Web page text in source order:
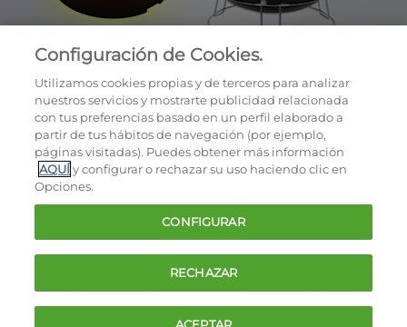
Cookies
Política de privacidad
Términos y condiciones de la oferta
Contacto
FAQ
Configuración de Cookies.
Utilizamos cookies propias y de terceros para analizar
nuestros servicios y mostrarte publicidad relacionada
con tus preferencias basado en un perfil elaborado a
partir de tus hábitos de navegación (por ejemplo,
páginas visitadas). Puedes obtener más información
AQUÍy configurar o rechazar su uso haciendo clic en
Opciones.
CONFIGURAR
RECHAZAR